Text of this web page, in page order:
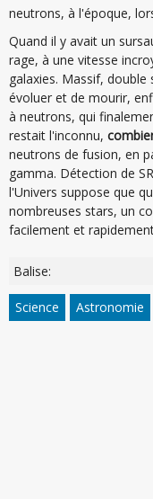
neutrons, à l'époque,
Quand il y avait un
rage, à une vitesse
galaxies. Massif,
évoluer et de mourir,
à neutrons, qui
restait l'inconnu,
neutrons de fusion, en
gamma. Détection de
l'Univers suppose que
nombreuses stars, un
facilement et
Balise:
Science Astronomie